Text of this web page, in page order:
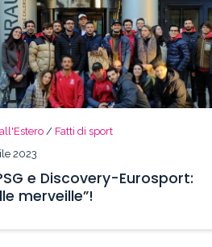
/ Fatti di sport
2023
e Discovery-Eurosport:
merveille”!